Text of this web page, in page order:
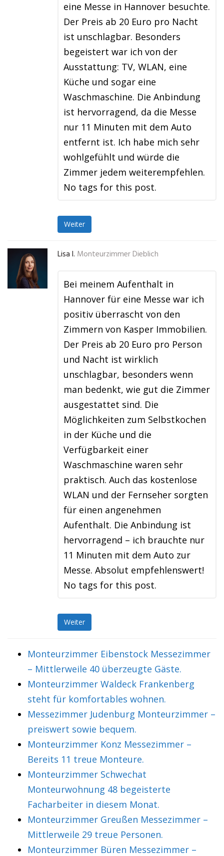
eine Messe in Hannover besuchte.
Der Preis ab 20 Euro pro Nacht
ist unschlagbar. Besonders
begeistert war ich von der
Ausstattung: TV, WLAN, eine
Küche und sogar eine
Waschmaschine. Die Anbindung
ist hervorragend, da die Messe
nur 11 Minuten mit dem Auto
entfernt ist. Ich habe mich sehr
wohlgefühlt und würde die
Zimmer jedem weiterempfehlen.
No tags for this post.
Weiter
Lisa I. Monteurzimmer Dieblich
Bei meinem Aufenthalt in
Hannover für eine Messe war ich
positiv überrascht von den
Zimmern von Kasper Immobilien.
Der Preis ab 20 Euro pro Person
und Nacht ist wirklich
unschlagbar, besonders wenn
man bedenkt, wie gut die Zimmer
ausgestattet sind. Die
Möglichkeiten zum Selbstkochen
in der Küche und die
Verfügbarkeit einer
Waschmaschine waren sehr
praktisch. Auch das kostenlose
WLAN und der Fernseher sorgten
für einen angenehmen
Aufenthalt. Die Anbindung ist
hervorragend – ich brauchte nur
11 Minuten mit dem Auto zur
Messe. Absolut empfehlenswert!
No tags for this post.
Weiter
Monteurzimmer Eibenstock Messezimmer
– Mittlerweile 40 überzeugte Gäste.
Monteurzimmer Waldeck Frankenberg
steht für komfortables wohnen.
Messezimmer Judenburg Monteurzimmer –
preiswert sowie bequem.
Monteurzimmer Konz Messezimmer –
Bereits 11 treue Monteure.
Monteurzimmer Schwechat
Monteurwohnung 48 begeisterte
Facharbeiter in diesem Monat.
Monteurzimmer Greußen Messezimmer –
Mittlerweile 29 treue Personen.
Monteurzimmer Büren Messezimmer –